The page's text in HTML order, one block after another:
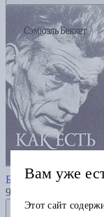
Беккет С.
900
Вам уже
Этот сайт